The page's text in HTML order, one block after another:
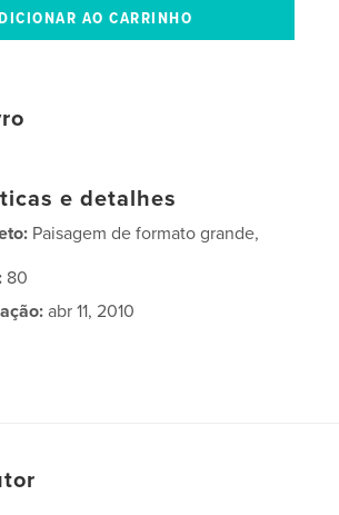
e detalhes
Paisagem de formato grande,
80
abr 11, 2010